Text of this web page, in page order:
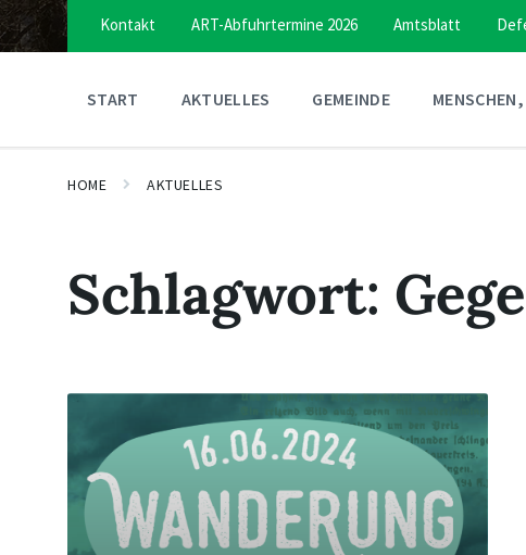
Kontakt ART-Abfuhrtermine 2026 Amtsblatt
START AKTUELLES GEMEINDE
HOME AKTUELLES
Schlagwort:
Read